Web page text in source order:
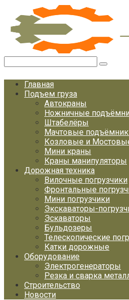
Перейти
контенту
Главная
Подъем груза
Автокраны
Ножничные
Штабелёры
Мачтовые
Козловые и
Мини краны
Краны манипуляторы
Дорожная техника
Вилочные погрузчики
Фронтальные
Мини погрузчики
Экскаваторы-
Эскаваторы
Бульдозеры
Телескопические
Катки дорожные
Оборудование
Электрогенераторы
Резка и сварка
Строительство
Новости